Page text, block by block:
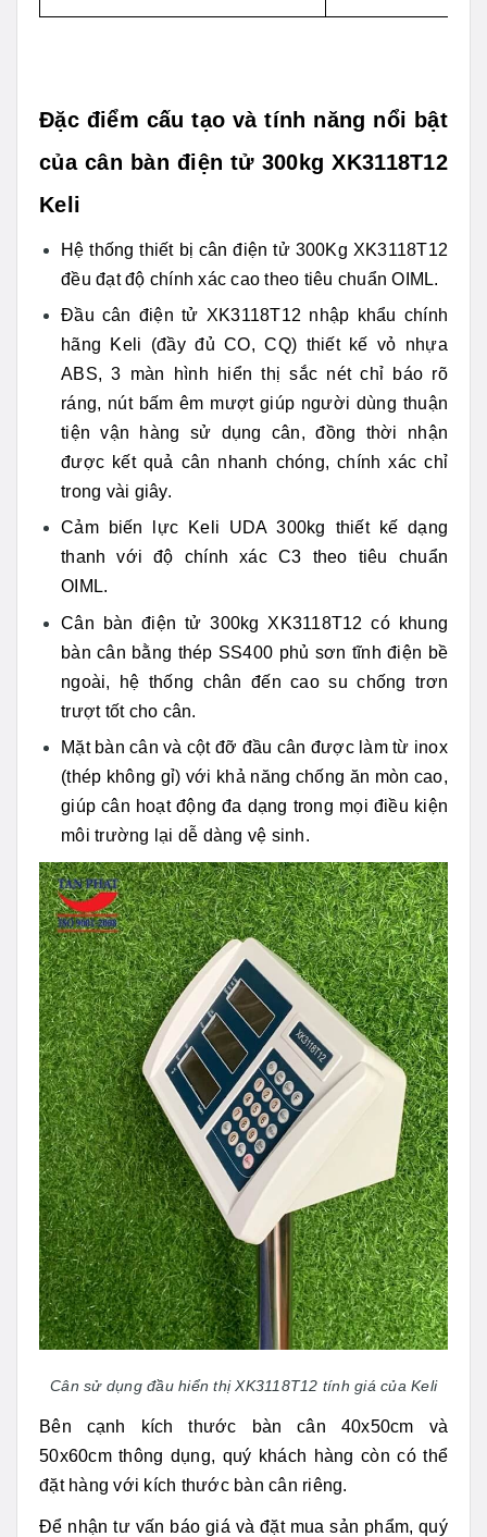
Đặc điểm cấu tạo và tính năng nổi bật
của cân bàn điện tử 300kg XK3118T12
Keli
Hệ thống thiết bị cân điện tử 300Kg XK3118T12
đều đạt độ chính xác cao theo tiêu chuẩn OIML.
Đầu cân điện tử XK3118T12 nhập khẩu chính
hãng Keli (đầy đủ CO, CQ) thiết kế vỏ nhựa
ABS, 3 màn hình hiển thị sắc nét chỉ báo rõ
ráng, nút bấm êm mượt giúp người dùng thuận
tiện vận hàng sử dụng cân, đồng thời nhận
được kết quả cân nhanh chóng, chính xác chỉ
trong vài giây.
Cảm biến lực Keli UDA 300kg thiết kế dạng
thanh với độ chính xác C3 theo tiêu chuẩn
OIML.
Cân bàn điện tử 300kg XK3118T12 có khung
bàn cân bằng thép SS400 phủ sơn tĩnh điện bề
ngoài, hệ thống chân đến cao su chống trơn
trượt tốt cho cân.
Mặt bàn cân và cột đỡ đầu cân được làm từ inox
(thép không gỉ) với khả năng chống ăn mòn cao,
giúp cân hoạt động đa dạng trong mọi điều kiện
môi trường lại dễ dàng vệ sinh.
Cân sử dụng đầu hiển thị XK3118T12 tính giá của Keli
Bên cạnh kích thước bàn cân 40x50cm và
50x60cm thông dụng, quý khách hàng còn có thể
đặt hàng với kích thước bàn cân riêng.
Để nhận tư vấn báo giá và đặt mua sản phẩm, quý